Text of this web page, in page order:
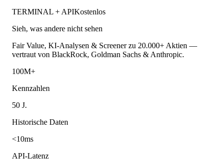
TERMINAL + APIKostenlos
Sieh, was andere nicht sehen
Fair Value, KI-Analysen & Screener zu 20.000+ Aktien —
vertraut von BlackRock, Goldman Sachs & Anthropic.
100M+
Kennzahlen
50 J.
Historische Daten
<10ms
API-Latenz